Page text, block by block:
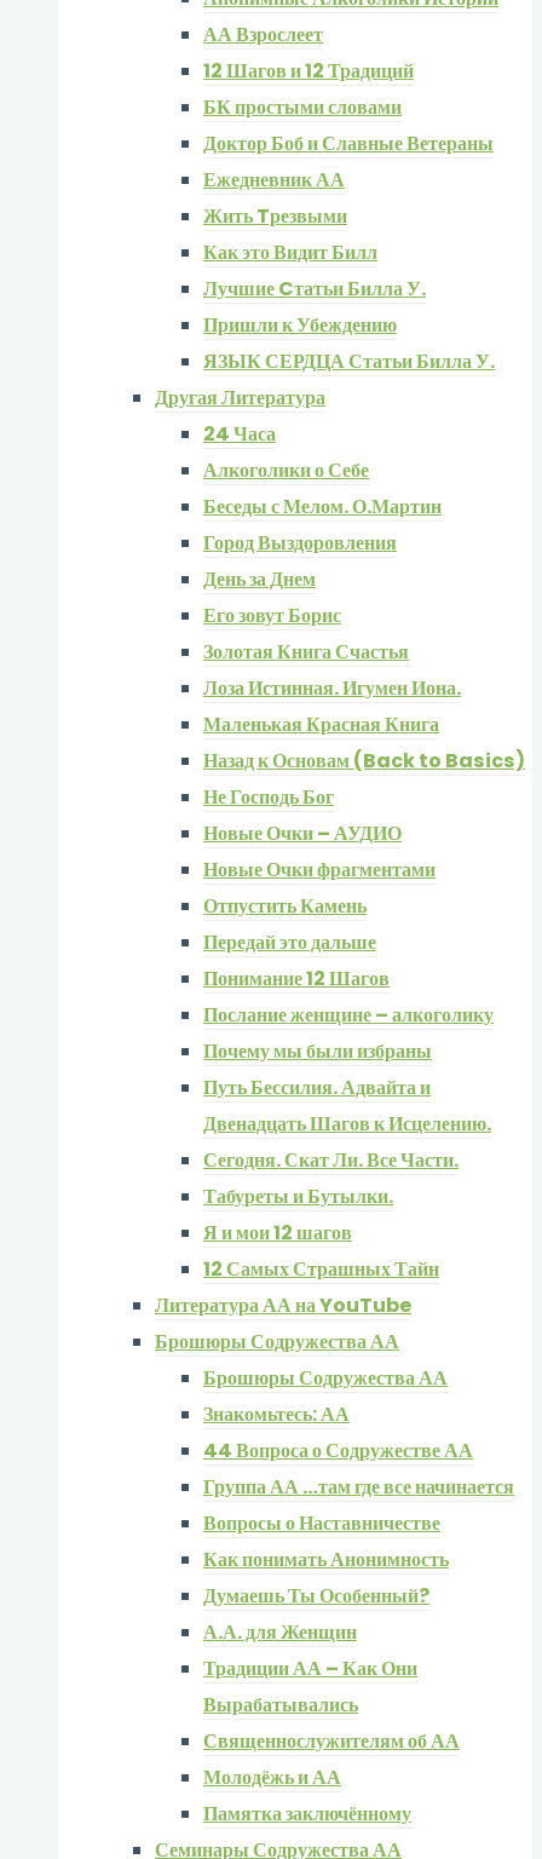
АА Взрослеет
12 Шагов и 12 Традиций
БК простыми словами
Доктор Боб и Славные Ветераны
Ежедневник АА
Жить Tрезвыми
Как это Видит Билл
Лучшие Cтатьи Билла У.
Пришли к Убеждению
ЯЗЫК СЕРДЦА Статьи Билла У.
Другая Литература
24 Часа
Алкоголики о Себе
Беседы с Мелом. О.Мартин
Город Выздоровления
День за Днем
Его зовут Борис
Золотая Книга Счастья
Лоза Истинная. Игумен Иона.
Маленькая Красная Книга
Назад к Основам (Back to Basics)
Не Господь Бог
Новые Очки – АУДИО
Новые Очки фрагментами
Отпустить Камень
Передай это дальше
Понимание 12 Шагов
Послание женщине – алкоголику
Почему мы были избраны
Путь Бессилия. Адвайта и
Двенадцать Шагов к Исцелению.
Сегодня. Скат Ли. Все Части.
Табуреты и Бутылки.
Я и мои 12 шагов
12 Самых Страшных Тайн
Литература АА на YouTube
Брошюры Содружества АА
Брошюры Содружества АА
Знакомьтесь: АА
44 Вопроса о Содружестве АА
Группа АА …там где все начинается
Вопросы о Наставничестве
Как понимать Анонимность
Думаешь Ты Особенный?
А.А. для Женщин
Традиции АА – Как Они
Вырабатывались
Священнослужителям об АА
Молодёжь и АА
Памятка заключённому
Семинары Содружества АА